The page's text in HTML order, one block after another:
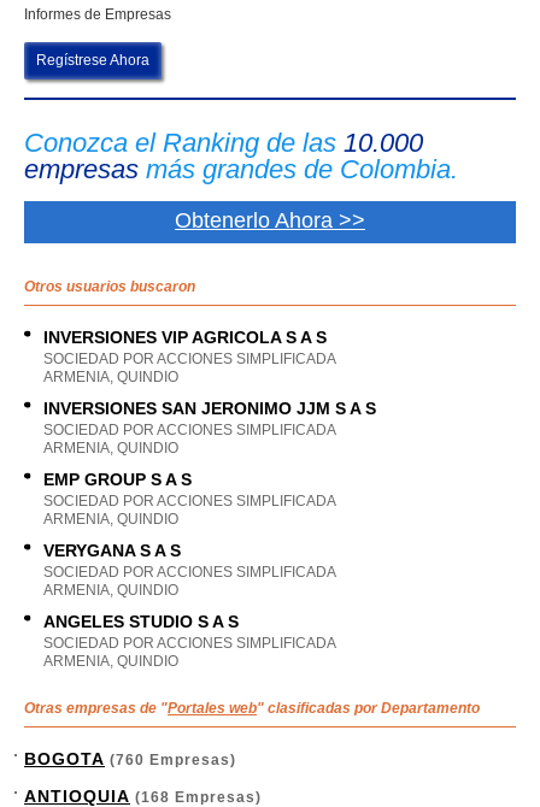
Informes de Empresas
Regístrese Ahora
Conozca el Ranking de las 10.000
empresas más grandes de Colombia.
Obtenerlo Ahora >>
Otros usuarios buscaron
INVERSIONES VIP AGRICOLA S A S
SOCIEDAD POR ACCIONES SIMPLIFICADA
ARMENIA, QUINDIO
INVERSIONES SAN JERONIMO JJM S A S
SOCIEDAD POR ACCIONES SIMPLIFICADA
ARMENIA, QUINDIO
EMP GROUP S A S
SOCIEDAD POR ACCIONES SIMPLIFICADA
ARMENIA, QUINDIO
VERYGANA S A S
SOCIEDAD POR ACCIONES SIMPLIFICADA
ARMENIA, QUINDIO
ANGELES STUDIO S A S
SOCIEDAD POR ACCIONES SIMPLIFICADA
ARMENIA, QUINDIO
Otras empresas de "Portales web" clasificadas por Departamento
BOGOTA (760 Empresas)
ANTIOQUIA (168 Empresas)